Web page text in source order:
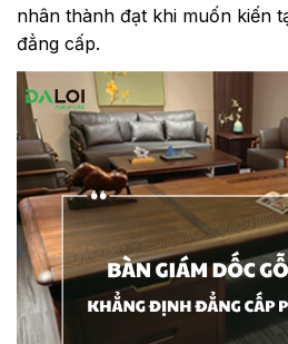
nhân thành đạt khi muốn kiến
đẳng cấp.